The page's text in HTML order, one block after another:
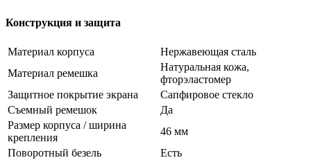
Конструкция и защита
Материал корпуса
Нержавеющая сталь
Материал ремешка
Натуральная кожа,
фторэластомер
Защитное покрытие экрана
Сапфировое стекло
Съемный ремешок
Да
Размер корпуса / ширина
крепления
46 мм
Поворотный безель
Есть